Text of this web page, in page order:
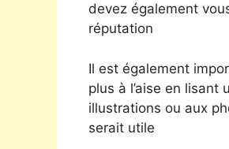
devez également
réputation
Il est également
plus à l’aise en
illustrations ou aux
serait utile